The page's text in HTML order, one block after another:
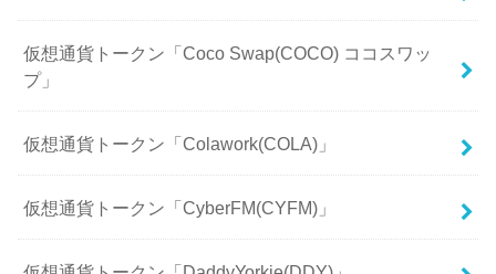
仮想通貨トークン「Coco Swap(COCO) ココスワッ
プ」
仮想通貨トークン「Colawork(COLA)」
仮想通貨トークン「CyberFM(CYFM)」